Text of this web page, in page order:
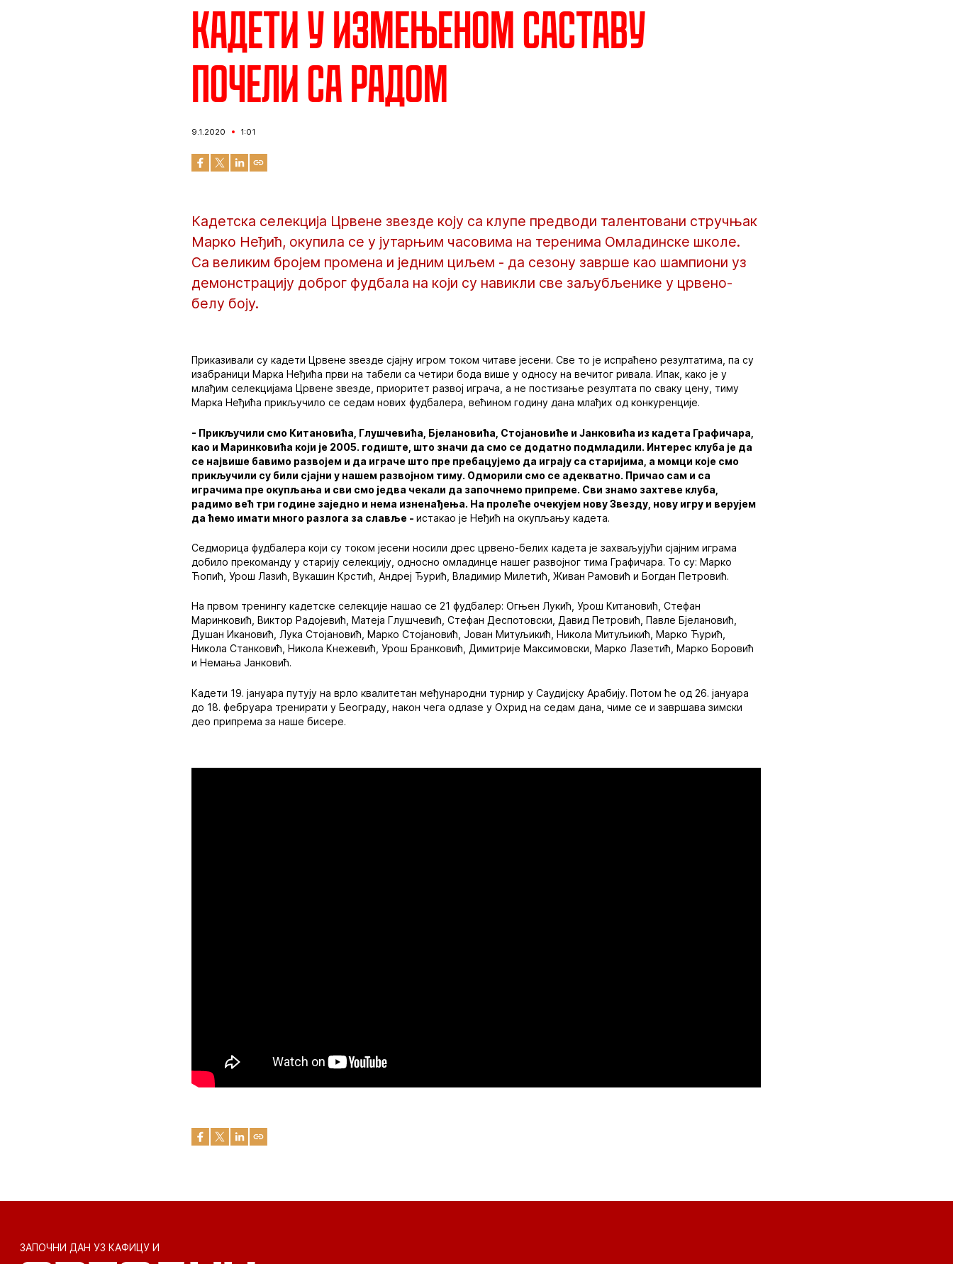
Кадети у измењеном саставу
почели са радом
9.1.2020 1:01
Кадетска селекција Црвене звезде коју са клупе предводи талентовани стручњак
Марко Неђић, окупила се у јутарњим часовима на теренима Омладинске школе.
Са великим бројем промена и једним циљем - да сезону заврше као шампиони уз
демонстрацију доброг фудбала на који су навикли све заљубљенике у црвено-
белу боју.
Приказивали су кадети Црвене звезде сјајну игром током читаве јесени. Све то је испраћено резултатима, па су
изабраници Марка Неђића први на табели са четири бода више у односу на вечитог ривала. Ипак, како је у
млађим селекцијама Црвене звезде, приоритет развој играча, а не постизање резултата по сваку цену, тиму
Марка Неђића прикључило се седам нових фудбалера, већином годину дана млађих од конкуренције.
- Прикључили смо Китановића, Глушчевића, Бјелановића, Стојановиће и Јанковића из кадета Графичара,
као и Маринковића који је 2005. годиште, што значи да смо се додатно подмладили. Интерес клуба је да
се највише бавимо развојем и да играче што пре пребацујемо да играју са старијима, а момци које смо
прикључили су били сјајни у нашем развојном тиму. Одморили смо се адекватно. Причао сам и са
играчима пре окупљања и сви смо једва чекали да започнемо припреме. Сви знамо захтеве клуба,
радимо већ три године заједно и нема изненађења. На пролеће очекујем нову Звезду, нову игру и верујем
да ћемо имати много разлога за славље -истакао је Неђић на окупљању кадета.
Седморица фудбалера који су током јесени носили дрес црвено-белих кадета је захваљујући сјајним играма
добило прекоманду у старију селекцију, односно омладинце нашег развојног тима Графичара. То су: Марко
Ћопић, Урош Лазић, Вукашин Крстић, Андреј Ђурић, Владимир Милетић, Живан Рамовић и Богдан Петровић.
На првом тренингу кадетске селекције нашао се 21 фудбалер: Огњен Лукић, Урош Китановић, Стефан
Маринковић, Виктор Радојевић, Матеја Глушчевић, Стефан Деспотовски, Давид Петровић, Павле Бјелановић,
Душан Икановић, Лука Стојановић, Марко Стојановић, Јован Митуљикић, Никола Митуљикић, Марко Ћурић,
Никола Станковић, Никола Кнежевић, Урош Бранковић, Димитрије Максимовски, Марко Лазетић, Марко Боровић
и Немања Јанковић.
Кадети 19. јануара путују на врло квалитетан међународни турнир у Саудијску Арабију. Потом ће од 26. јануара
до 18. фебруара тренирати у Београду, након чега одлазе у Охрид на седам дана, чиме се и завршава зимски
део припрема за наше бисере.
ЗАПОЧНИ ДАН УЗ КАФИЦУ И